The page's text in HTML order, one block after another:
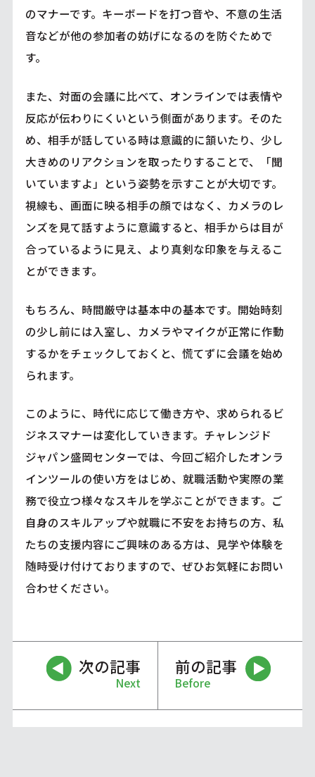
のマナーです。キーボードを打つ音や、不意の生活
音などが他の参加者の妨げになるのを防ぐためで
す。
また、対面の会議に比べて、オンラインでは表情や
反応が伝わりにくいという側面があります。そのた
め、相手が話している時は意識的に頷いたり、少し
大きめのリアクションを取ったりすることで、「聞
いていますよ」という姿勢を示すことが大切です。
視線も、画面に映る相手の顔ではなく、カメラのレ
ンズを見て話すように意識すると、相手からは目が
合っているように見え、より真剣な印象を与えるこ
とができます。
もちろん、時間厳守は基本中の基本です。開始時刻
の少し前には入室し、カメラやマイクが正常に作動
するかをチェックしておくと、慌てずに会議を始め
られます。
このように、時代に応じて働き方や、求められるビ
ジネスマナーは変化していきます。チャレンジド
ジャパン盛岡センターでは、今回ご紹介したオンラ
インツールの使い方をはじめ、就職活動や実際の業
務で役立つ様々なスキルを学ぶことができます。ご
自身のスキルアップや就職に不安をお持ちの方、私
たちの支援内容にご興味のある方は、見学や体験を
随時受け付けておりますので、ぜひお気軽にお問い
合わせください。
次の記事
Next
前の記事
Before